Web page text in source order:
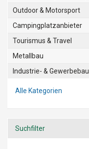
Outdoor & Motorsport
Campingplatzanbieter
Tourismus & Travel
Metallbau
Industrie- & Gewerbebau
Alle Kategorien
Suchfilter